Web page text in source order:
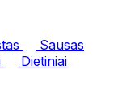
Sausas
Dietiniai